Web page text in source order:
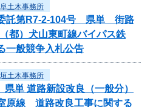
土木事務所
委託第R7-2-104号 県単 街路
都）犬山東町線バイパス鉄
一般競争入札公告
土木事務所
単 道路新設改良（一般分）
原線 道路改良工事に関する